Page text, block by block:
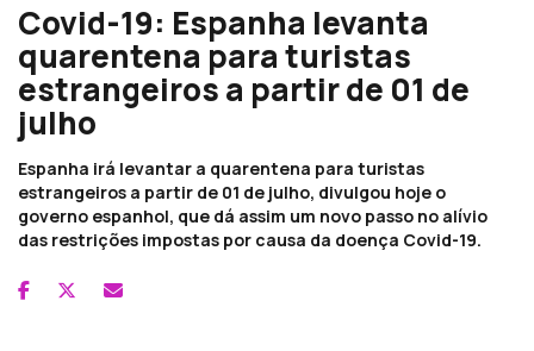
Covid-19: Espanha levanta
quarentena para turistas
estrangeiros a partir de 01 de
julho
Espanha irá levantar a quarentena para turistas
estrangeiros a partir de 01 de julho, divulgou hoje o
governo espanhol, que dá assim um novo passo no alívio
das restrições impostas por causa da doença Covid-19.